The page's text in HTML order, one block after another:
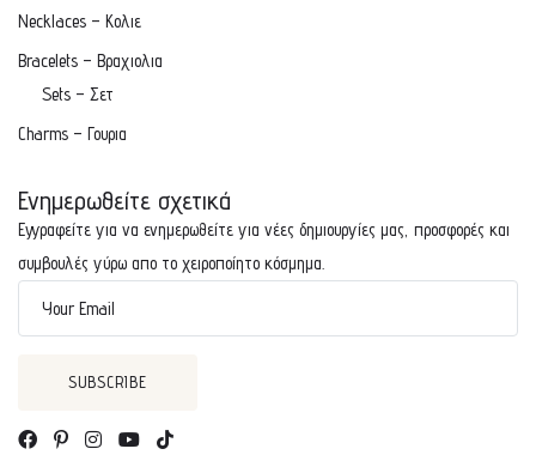
Necklaces – Κολιε
Bracelets – Βραχιολια
Sets – Σετ
Charms – Γουρια
Ενημερωθείτε σχετικά
Εγγραφείτε για να ενημερωθείτε για νέες δημιουργίες μας, προσφορές και
συμβουλές γύρω απο το χειροποίητο κόσμημα.
Your Email